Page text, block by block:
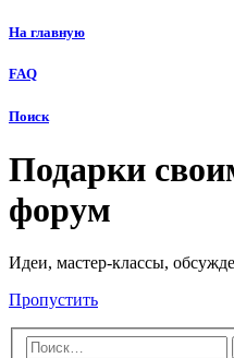
На главную
FAQ
Поиск
Подарки
форум
Идеи, мастер-классы,
Пропустить